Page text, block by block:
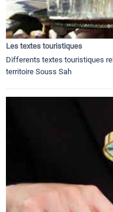
Les textes touristiques
Differents textes touristiques
territoire Souss Sah